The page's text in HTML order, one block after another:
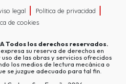
legal
Política de privacidad
de cookies
Todos los derechos reservados.
expresa su reserva de derechos en
de las obras y servicios ofrecidos
los medios de lectura mecánica o
se juzgue adecuado para tal fin.